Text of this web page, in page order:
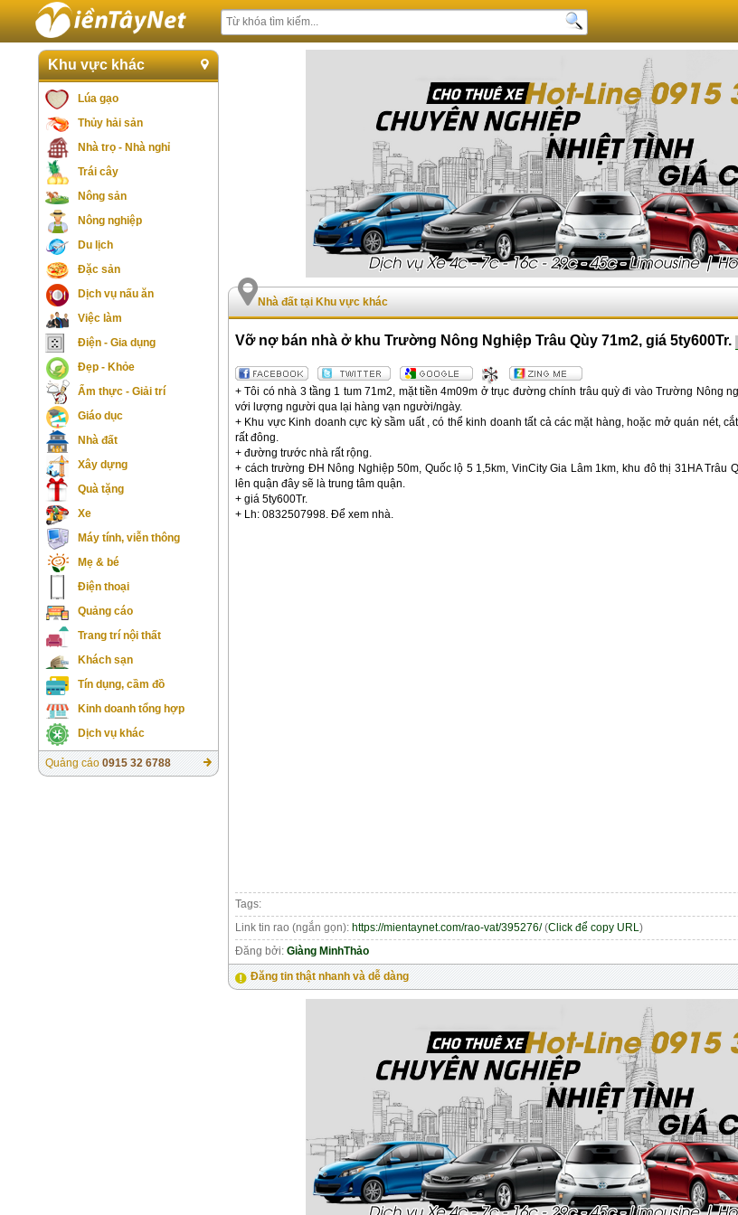
Khu vực khác
Lúa gạo
Thủy hải sản
Nhà trọ - Nhà nghỉ
Trái cây
Nông sản
Nông nghiệp
Du lịch
Đặc sản
Dịch vụ nấu ăn
Việc làm
Điện - Gia dụng
Đẹp - Khỏe
Ẩm thực - Giải trí
Giáo dục
Nhà đất
Xây dựng
Quà tặng
Xe
Máy tính, viễn thông
Mẹ & bé
Điện thoại
Quảng cáo
Trang trí nội thất
Khách sạn
Tín dụng, cầm đồ
Kinh doanh tổng hợp
Dịch vụ khác
Quảng cáo 0915 32 6788
Nhà đất tại Khu vực khác
Vỡ nợ bán nhà ở khu Trường Nông Nghiệp Trâu Qùy 71m2, giá 5ty600Tr.
+ Tôi có nhà 3 tầng 1 tum 71m2, mặt tiền 4m09m ở trục đường chính trâu quỳ đi vào Trường Nông
với lượng người qua lại hàng vạn người/ngày.
+ Khu vực Kinh doanh cực kỳ sầm uất , có thể kinh doanh tất cả các mặt hàng, hoặc mở quán nét,
rất đông.
+ đường trước nhà rất rộng.
+ cách trường ĐH Nông Nghiệp 50m, Quốc lộ 5 1,5km, VinCity Gia Lâm 1km, khu đô thị 31HA Trâu
lên quận đây sẽ là trung tâm quận.
+ giá 5ty600Tr.
+ Lh: 0832507998. Để xem nhà.
Tags:
Link tin rao (ngắn gọn): https://mientaynet.com/rao-vat/395276/(Click để copy URL)
Đăng bởi: Giàng MinhThảo
Đăng tin thật nhanh và dễ dàng